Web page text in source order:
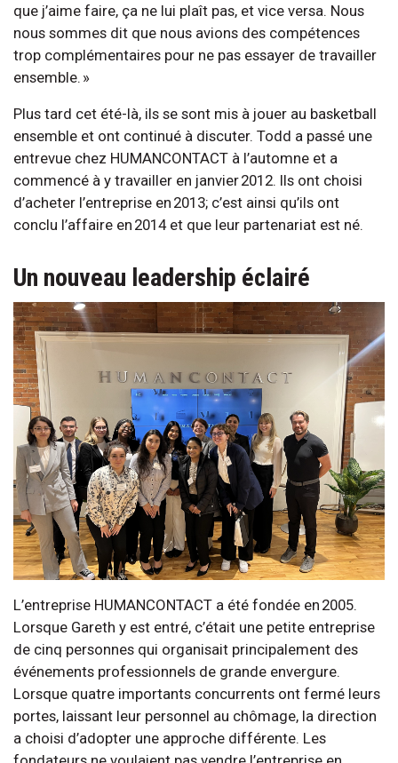
que j’aime faire, ça ne lui plaît pas, et vice versa. Nous
nous sommes dit que nous avions des compétences
trop complémentaires pour ne pas essayer de travailler
ensemble. »
Plus tard cet été-là, ils se sont mis à jouer au basketball
ensemble et ont continué à discuter. Todd a passé une
entrevue chez HUMANCONTACT à l’automne et a
commencé à y travailler en janvier 2012. Ils ont choisi
d’acheter l’entreprise en 2013; c’est ainsi qu’ils ont
conclu l’affaire en 2014 et que leur partenariat est né.
Un nouveau leadership éclairé
L’entreprise HUMANCONTACT a été fondée en 2005.
Lorsque Gareth y est entré, c’était une petite entreprise
de cinq personnes qui organisait principalement des
événements professionnels de grande envergure.
Lorsque quatre importants concurrents ont fermé leurs
portes, laissant leur personnel au chômage, la direction
a choisi d’adopter une approche différente. Les